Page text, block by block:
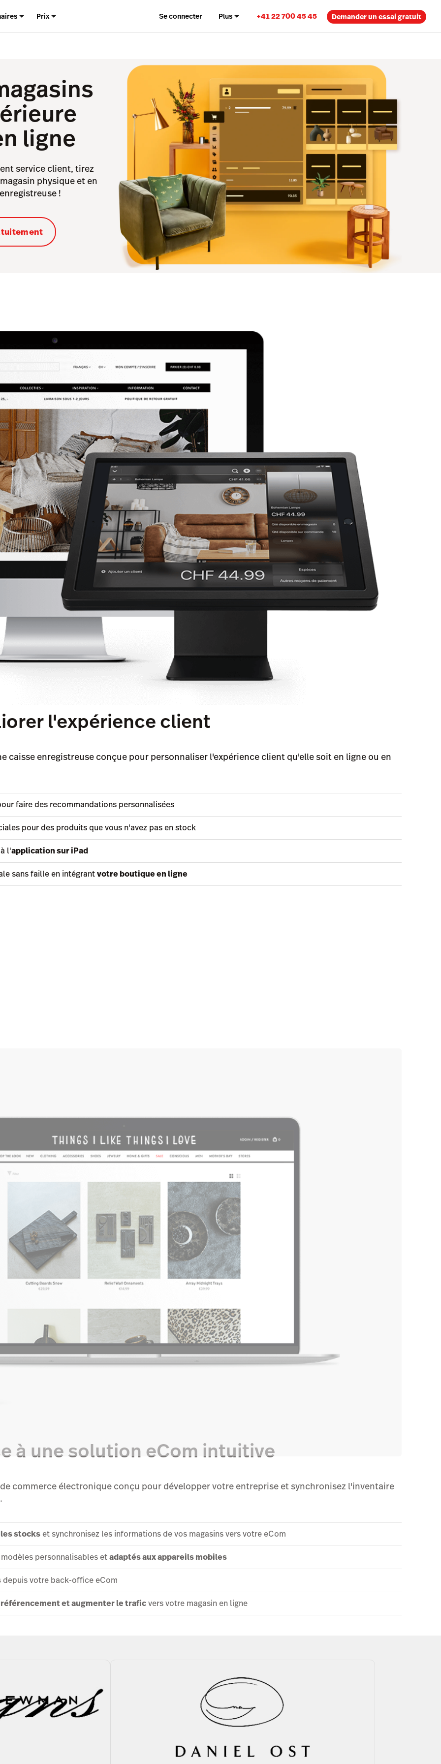
Prix Se connecter Plus +41 22 700 45 45 Demander un essai gratuit
ligne
service client, tirez
physique et en
!
l'expérience client
caisse enregistreuse conçue pour personnaliser l'expérience client qu'elle soit en ligne ou en
faire des recommandations personnalisées
pour des produits que vous n'avez pas en stock
l'application sur iPad
sans faille en intégrantvotre boutique en ligne
à une solution eCom intuitive
commerce électronique conçu pour développer votre entreprise et synchronisez l'inventaire
stocks et synchronisez les informations de vos magasins vers votre eCom
personnalisables etadaptés aux appareils mobiles
depuis votre back-office eCom
et augmenter le traficvers votre magasin en ligne